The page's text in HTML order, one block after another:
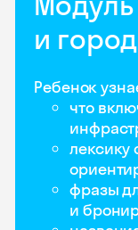
и
Ребенок
что
лексику
фразы
и